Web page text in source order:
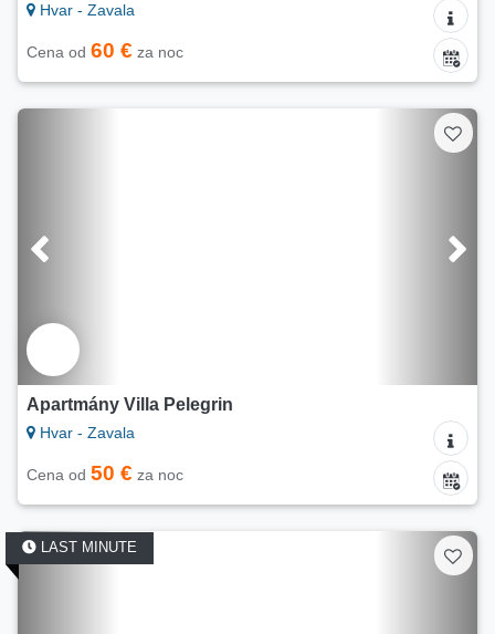
Hvar - Zavala
Cena od 60 € za noc
Apartmány Villa Pelegrin
Hvar - Zavala
Cena od 50 € za noc
LAST MINUTE